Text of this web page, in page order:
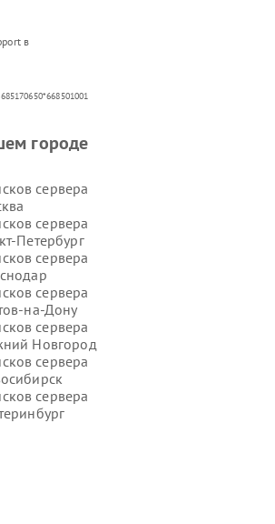
в
городе
сервера
сервера
Петербург
сервера
сервера
на-Дону
сервера
Новгород
сервера
сервера
сервера
сервера